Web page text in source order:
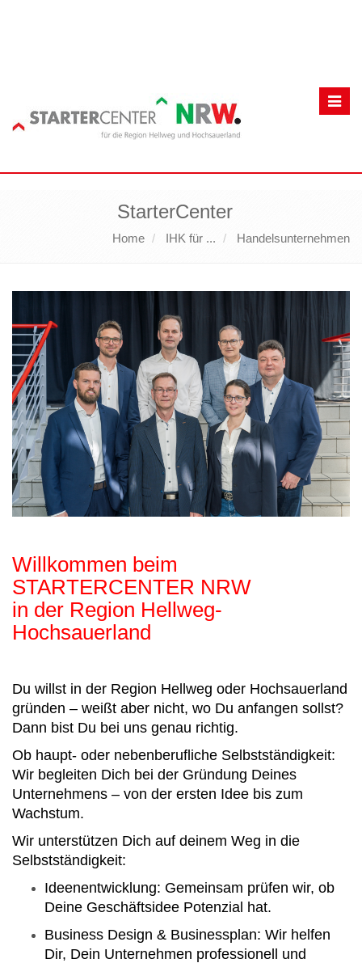
StarterCenter
Home IHK für ... Handelsunternehmen
Willkommen beim
STARTERCENTER NRW
in der Region Hellweg-
Hochsauerland
Du willst in der Region Hellweg oder Hochsauerland
gründen – weißt aber nicht, wo Du anfangen sollst?
Dann bist Du bei uns genau richtig.
Ob haupt- oder nebenberufliche Selbstständigkeit:
Wir begleiten Dich bei der Gründung Deines
Unternehmens – von der ersten Idee bis zum
Wachstum.
Wir unterstützen Dich auf deinem Weg in die
Selbstständigkeit:
Ideenentwicklung: Gemeinsam prüfen wir, ob
Deine Geschäftsidee Potenzial hat.
Business Design & Businessplan: Wir helfen
Dir, Dein Unternehmen professionell und